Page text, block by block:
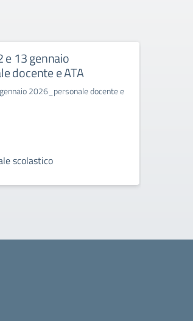
e 13 gennaio
docente e ATA
2026_personale docente e
scolastico